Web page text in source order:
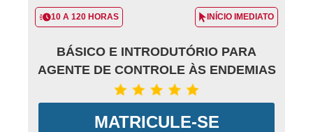
10 A 120 HORAS INÍCIO IMEDIATO
BÁSICO E INTRODUTÓRIO PARA
AGENTE DE CONTROLE ÀS ENDEMIAS
MATRICULE-SE